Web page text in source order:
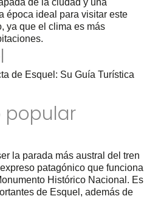
de la ciudad y una
época ideal para visitar este
ya que el clima es más
de Esquel: Su Guía Turística
popular
la parada más austral del tren
patagónico que funciona
Histórico Nacional. Es
de Esquel, además de